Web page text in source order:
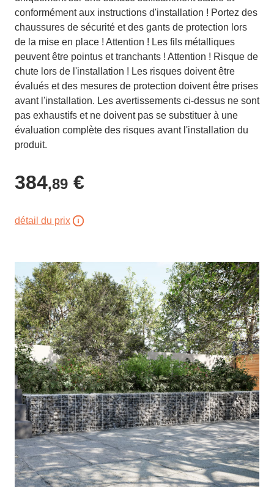
conformément aux instructions d'installation ! Portez des
chaussures de sécurité et des gants de protection lors
de la mise en place ! Attention ! Les fils métalliques
peuvent être pointus et tranchants ! Attention ! Risque de
chute lors de l'installation ! Les risques doivent être
évalués et des mesures de protection doivent être prises
avant l'installation. Les avertissements ci-dessus ne sont
pas exhaustifs et ne doivent pas se substituer à une
évaluation complète des risques avant l'installation du
produit.
384,89 €
détail du prix